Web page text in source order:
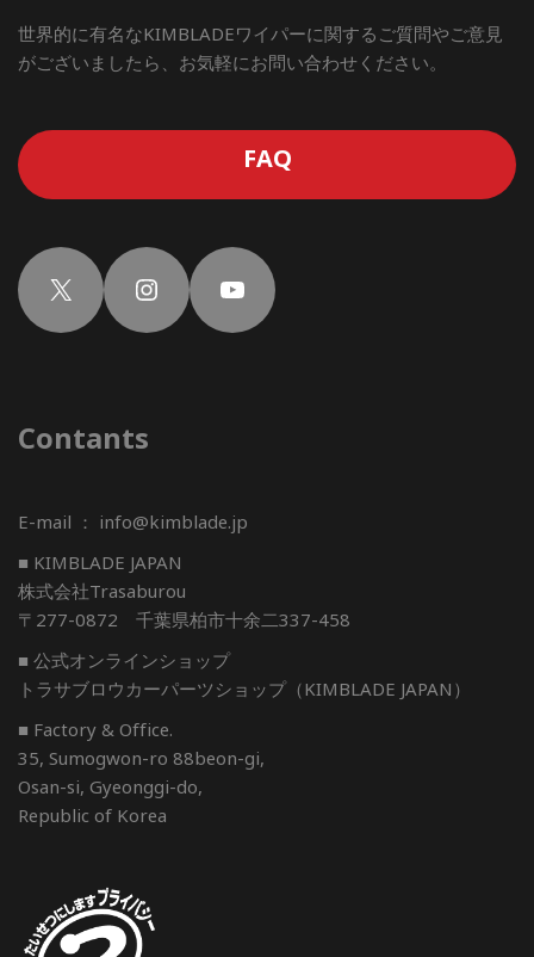
世界的に有名なKIMBLADEワイパーに関するご質問やご意見
がございましたら、お気軽にお問い合わせください。
FAQ
Contants
E-mail ： info@kimblade.jp
■ KIMBLADE JAPAN
株式会社Trasaburou
〒277-0872 千葉県柏市十余二337-458
■ 公式オンラインショップ
トラサブロウカーパーツショップ（KIMBLADE JAPAN）
■ Factory & Office.
35, Sumogwon-ro 88beon-gi,
Osan-si, Gyeonggi-do,
Republic of Korea